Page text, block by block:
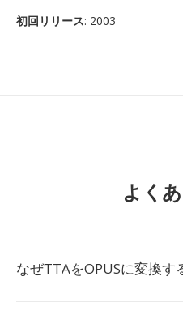
初回リリース: 2003
よく
なぜTTAをOPUSに変換す